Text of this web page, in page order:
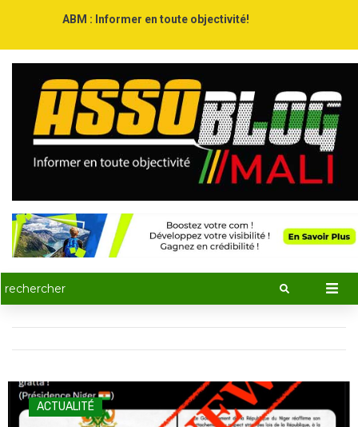
ABM : Informer en toute objectivité!
ACTUALITÉ